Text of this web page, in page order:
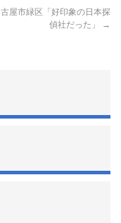
屋市緑区「好印象の日本探
偵社だった」
→